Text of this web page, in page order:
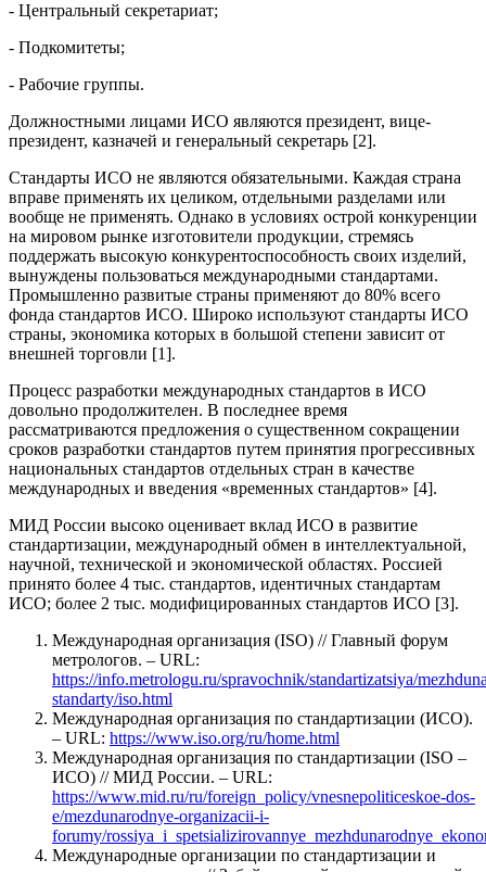
- Центральный секретариат;
- Подкомитеты;
- Рабочие группы.
Должностными лицами ИСО являются президент, вице-
президент, казначей и генеральный секретарь [2].
Стандарты ИСО не являются обязательными. Каждая страна
вправе применять их целиком, отдельными разделами или
вообще не применять. Однако в условиях острой конкуренции
на мировом рынке изготовители продукции, стремясь
поддержать высокую конкурентоспособность своих изделий,
вынуждены пользоваться международными стандартами.
Промышленно развитые страны применяют до 80% всего
фонда стандартов ИСО. Широко используют стандарты ИСО
страны, экономика которых в большой степени зависит от
внешней торговли [1].
Процесс разработки международных стандартов в ИСО
довольно продолжителен. В последнее время
рассматриваются предложения о существенном сокращении
сроков разработки стандартов путем принятия прогрессивных
национальных стандартов отдельных стран в качестве
международных и введения «временных стандартов» [4].
МИД России высоко оценивает вклад ИСО в развитие
стандартизации, международный обмен в интеллектуальной,
научной, технической и экономической областях. Россией
принято более 4 тыс. стандартов, идентичных стандартам
ИСО; более 2 тыс. модифицированных стандартов ИСО [3].
Международная организация (ISO) // Главный форум
метрологов. – URL:
https://info.metrologu.ru/spravochnik/standartizatsiya/
standarty/iso.html
Международная организация по стандартизации (ИСО).
– URL: https://www.iso.org/ru/home.html
Международная организация по стандартизации (ISO –
ИСО) // МИД России. – URL:
https://www.mid.ru/ru/foreign_policy/vnesnepoliticeskoe-dos-
e/mezdunarodnye-organizacii-i-
forumy/
Международные организации по стандартизации и